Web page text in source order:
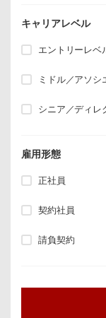
キャリアレベル
エントリーレベ
ミドル／アソシ
シニア／ディレ
雇用形態
正社員
契約社員
請負契約